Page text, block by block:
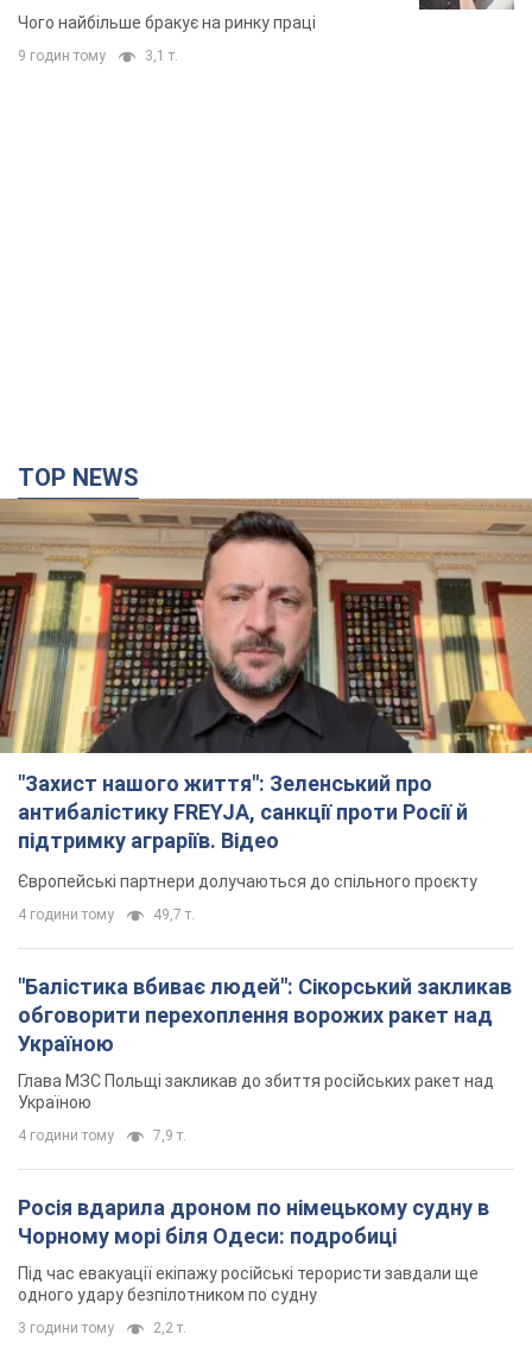
Чого найбільше бракує на ринку праці
9 годин тому 3,1 т.
TOP NEWS
"Захист нашого життя": Зеленський про
антибалістику FREYJA, санкції проти Росії й
підтримку аграріїв. Відео
Європейські партнери долучаються до спільного проєкту
4 години тому 49,7 т.
"Балістика вбиває людей": Сікорський закликав
обговорити перехоплення ворожих ракет над
Україною
Глава МЗС Польщі закликав до збиття російських ракет над
Україною
4 години тому 7,9 т.
Росія вдарила дроном по німецькому судну в
Чорному морі біля Одеси: подробиці
Під час евакуації екіпажу російські терористи завдали ще
одного удару безпілотником по судну
3 години тому 2,2 т.